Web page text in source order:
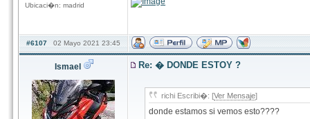
Ubicaci�n: madrid
#6107 02 Mayo 2021 23:45
Ismael Re: � DONDE ESTOY ?
richi Escribi�: [Ver Mensaje]
donde estamos si vemos esto????